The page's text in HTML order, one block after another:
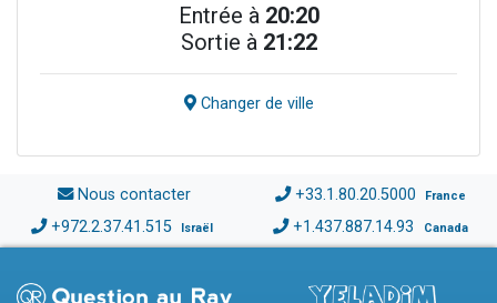
Entrée à 20:20
Sortie à 21:22
Changer de ville
Nous contacter +33.1.80.20.5000 France
+972.2.37.41.515 Israël +1.437.887.14.93 Canada